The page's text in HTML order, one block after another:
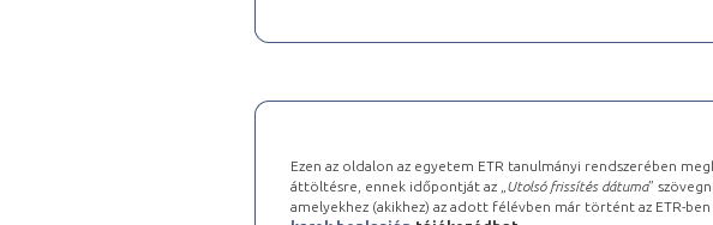
Ezen az oldalon az egyetem ETR tanulmányi rendszerében
áttöltésre, ennek időpontját az „ Utolsó frissítés dátuma”
amelyekhez (akikhez) az adott félévben már történt az ETR-ben